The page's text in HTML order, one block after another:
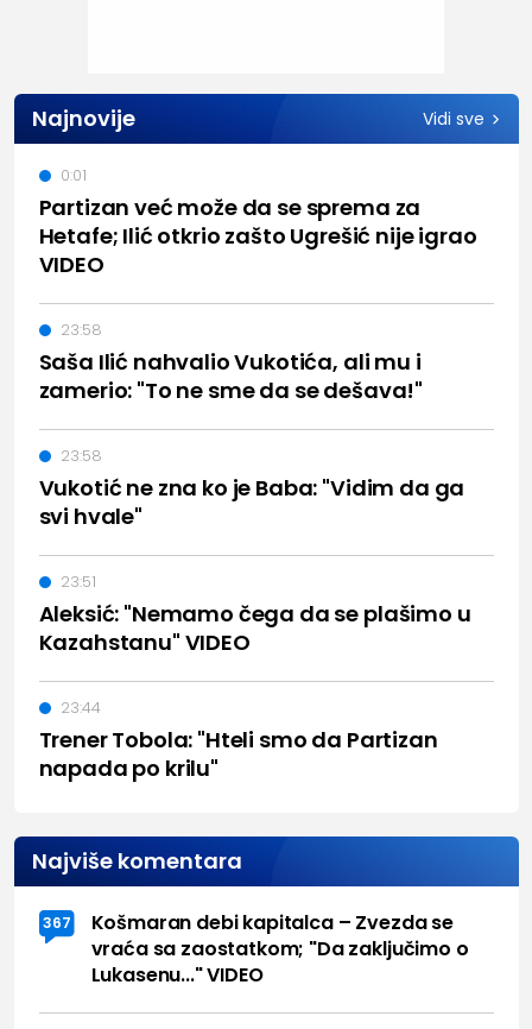
Najnovije Vidi sve
Partizan već može da se sprema za
Hetafe; Ilić otkrio zašto Ugrešić nije igrao
VIDEO
0:01
Saša Ilić nahvalio Vukotića, ali mu i
zamerio: "To ne sme da se dešava!"
23:58
Vukotić ne zna ko je Baba: "Vidim da ga
svi hvale"
23:58
Aleksić: "Nemamo čega da se plašimo u
Kazahstanu" VIDEO
23:51
Trener Tobola: "Hteli smo da Partizan
napada po krilu"
23:44
Najviše komentara
367
Košmaran debi kapitalca – Zvezda se
vraća sa zaostatkom; "Da zaključimo o
Lukasenu..." VIDEO